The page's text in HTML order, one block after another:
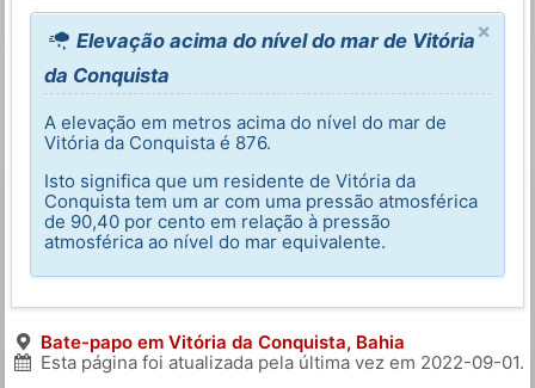
×
Elevação acima do nível do mar de Vitória
da Conquista
A elevação em metros acima do nível do mar de
Vitória da Conquista é 876.
Isto significa que um residente de Vitória da
Conquista tem um ar com uma pressão atmosférica
de 90,40 por cento em relação à pressão
atmosférica ao nível do mar equivalente.
Bate-papo em Vitória da Conquista, Bahia
Esta página foi atualizada pela última vez em 2022-09-01.